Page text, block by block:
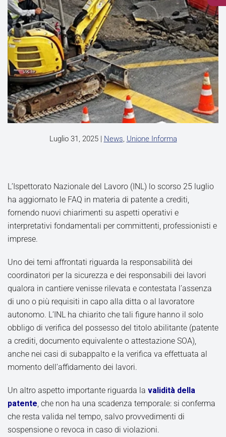
Luglio 31, 2025| News, Unione Informa
L’Ispettorato Nazionale del Lavoro (INL) lo scorso 25 luglio
ha aggiornato le FAQ in materia di patente a crediti,
fornendo nuovi chiarimenti su aspetti operativi e
interpretativi fondamentali per committenti, professionisti e
imprese.
Uno dei temi affrontati riguarda la responsabilità dei
coordinatori per la sicurezza e dei responsabili dei lavori
qualora in cantiere venisse rilevata e contestata l’assenza
di uno o più requisiti in capo alla ditta o al lavoratore
autonomo. L’INL ha chiarito che tali figure hanno il solo
obbligo di verifica del possesso del titolo abilitante (patente
a crediti, documento equivalente o attestazione SOA),
anche nei casi di subappalto e la verifica va effettuata al
momento dell’affidamento dei lavori.
Un altro aspetto importante riguarda la validità della
patente, che non ha una scadenza temporale: si conferma
che resta valida nel tempo, salvo provvedimenti di
sospensione o revoca in caso di violazioni.